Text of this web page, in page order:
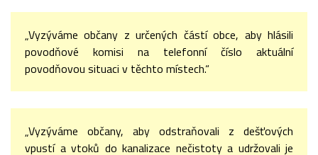
„Vyzýváme občany z určených částí obce, aby hlásili
povodňové komisi na telefonní číslo aktuální
povodňovou situaci v těchto místech.“
„Vyzýváme občany, aby odstraňovali z dešťových
vpustí a vtoků do kanalizace nečistoty a udržovali je